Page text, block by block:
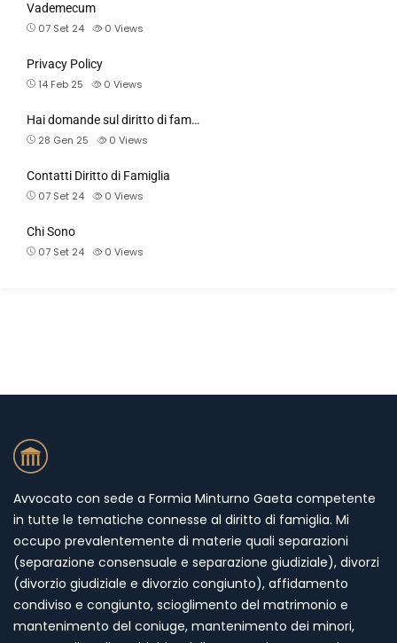
Vademecum
07 Set 24
0 Views
Privacy Policy
14 Feb 25
0 Views
Hai domande sul diritto di fam…
28 Gen 25
0 Views
Contatti Diritto di Famiglia
07 Set 24
0 Views
Chi Sono
07 Set 24
0 Views
Avvocato con sede a Formia Minturno Gaeta competente
in tutte le tematiche connesse al diritto di famiglia. Mi
occupo prevalentemente di materie quali separazioni
(separazione consensuale e separazione giudiziale), divorzi
(divorzio giudiziale e divorzio congiunto), affidamento
condiviso e congiunto, scioglimento del matrimonio e
mantenimento del coniuge, mantenimento dei minori,